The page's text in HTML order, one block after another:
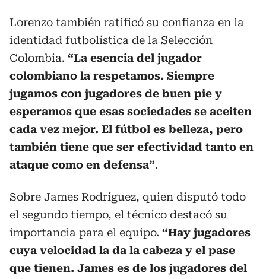
Lorenzo también ratificó su confianza en la
identidad futbolística de la Selección
Colombia. “La esencia del jugador
colombiano la respetamos. Siempre
jugamos con jugadores de buen pie y
esperamos que esas sociedades se aceiten
cada vez mejor. El fútbol es belleza, pero
también tiene que ser efectividad tanto en
ataque como en defensa”.
Sobre James Rodríguez, quien disputó todo
el segundo tiempo, el técnico destacó su
importancia para el equipo. “Hay jugadores
cuya velocidad la da la cabeza y el pase
que tienen. James es de los jugadores del